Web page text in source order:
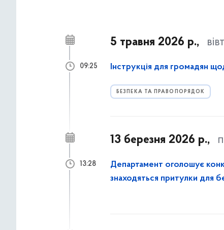
5 травня 2026 р.,
Інструкція для громадян
БЕЗПЕКА ТА ПРАВОПОРЯДОК
09:25
13 березня 2026 р.,
Департамент оголошує
знаходяться притулки для
13:28